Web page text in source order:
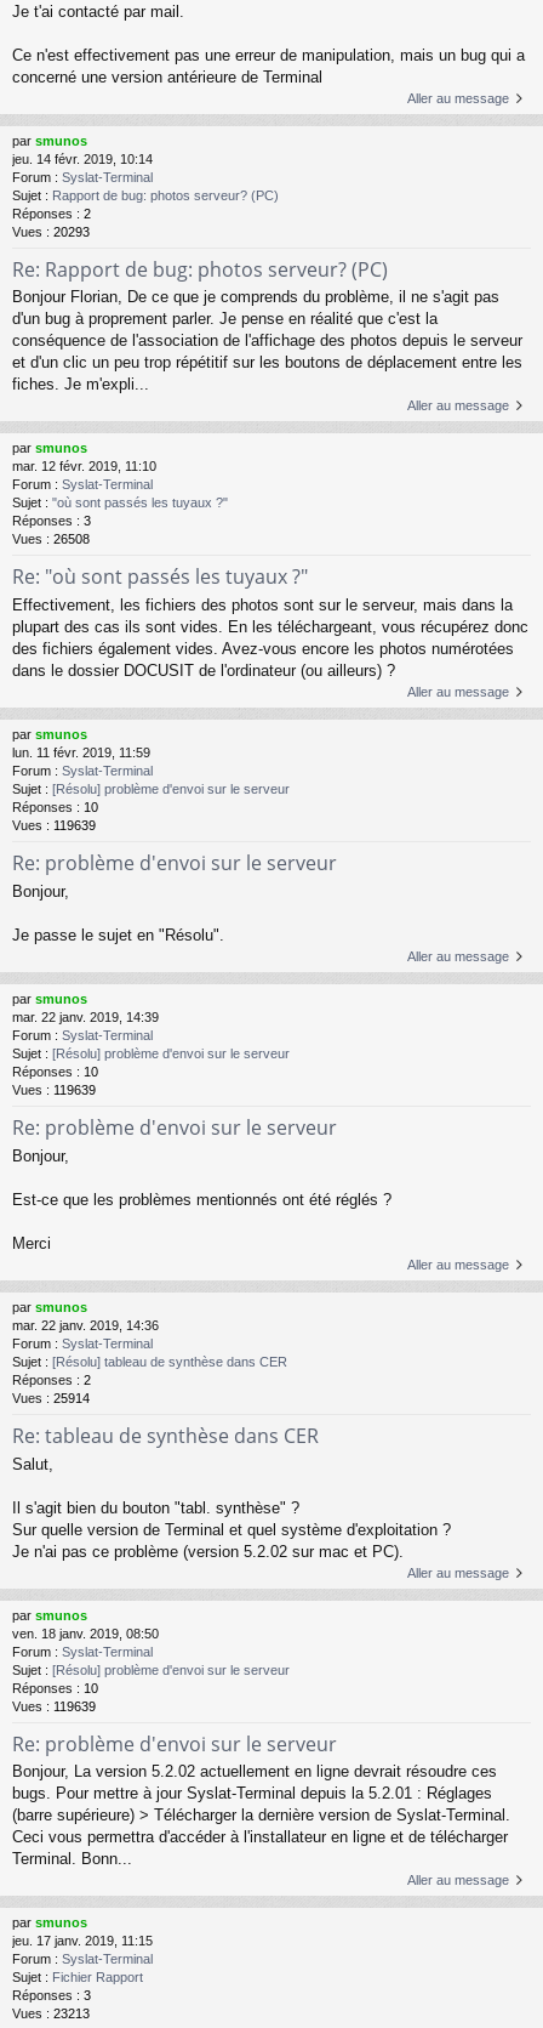
Je t'ai contacté par mail.
Ce n'est effectivement pas une erreur de manipulation, mais un bug qui a
concerné une version antérieure de Terminal
Aller au message
par smunos
jeu. 14 févr. 2019, 10:14
Forum : Syslat-Terminal
Sujet : Rapport de bug: photos serveur? (PC)
Réponses : 2
Vues : 20293
Re: Rapport de bug: photos serveur? (PC)
Bonjour Florian, De ce que je comprends du problème, il ne s'agit pas
d'un bug à proprement parler. Je pense en réalité que c'est la
conséquence de l'association de l'affichage des photos depuis le serveur
et d'un clic un peu trop répétitif sur les boutons de déplacement entre les
fiches. Je m'expli...
Aller au message
par smunos
mar. 12 févr. 2019, 11:10
Forum : Syslat-Terminal
Sujet : "où sont passés les tuyaux ?"
Réponses : 3
Vues : 26508
Re: "où sont passés les tuyaux ?"
Effectivement, les fichiers des photos sont sur le serveur, mais dans la
plupart des cas ils sont vides. En les téléchargeant, vous récupérez donc
des fichiers également vides. Avez-vous encore les photos numérotées
dans le dossier DOCUSIT de l'ordinateur (ou ailleurs) ?
Aller au message
par smunos
lun. 11 févr. 2019, 11:59
Forum : Syslat-Terminal
Sujet : [Résolu] problème d'envoi sur le serveur
Réponses : 10
Vues : 119639
Re: problème d'envoi sur le serveur
Bonjour,
Je passe le sujet en "Résolu".
Aller au message
par smunos
mar. 22 janv. 2019, 14:39
Forum : Syslat-Terminal
Sujet : [Résolu] problème d'envoi sur le serveur
Réponses : 10
Vues : 119639
Re: problème d'envoi sur le serveur
Bonjour,
Est-ce que les problèmes mentionnés ont été réglés ?
Merci
Aller au message
par smunos
mar. 22 janv. 2019, 14:36
Forum : Syslat-Terminal
Sujet : [Résolu] tableau de synthèse dans CER
Réponses : 2
Vues : 25914
Re: tableau de synthèse dans CER
Salut,
Il s'agit bien du bouton "tabl. synthèse" ?
Sur quelle version de Terminal et quel système d'exploitation ?
Je n'ai pas ce problème (version 5.2.02 sur mac et PC).
Aller au message
par smunos
ven. 18 janv. 2019, 08:50
Forum : Syslat-Terminal
Sujet : [Résolu] problème d'envoi sur le serveur
Réponses : 10
Vues : 119639
Re: problème d'envoi sur le serveur
Bonjour, La version 5.2.02 actuellement en ligne devrait résoudre ces
bugs. Pour mettre à jour Syslat-Terminal depuis la 5.2.01 : Réglages
(barre supérieure) > Télécharger la dernière version de Syslat-Terminal.
Ceci vous permettra d'accéder à l'installateur en ligne et de télécharger
Terminal. Bonn...
Aller au message
par smunos
jeu. 17 janv. 2019, 11:15
Forum : Syslat-Terminal
Sujet : Fichier Rapport
Réponses : 3
Vues : 23213